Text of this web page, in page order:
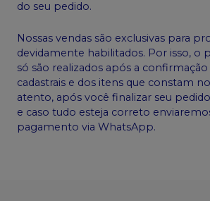
do seu pedido.
Nossas vendas são exclusivas para
devidamente habilitados. Por isso, o
só são realizados após a
cadastrais e dos itens que constam
atento, após você finalizar seu
e caso tudo esteja correto
pagamento via WhatsApp.